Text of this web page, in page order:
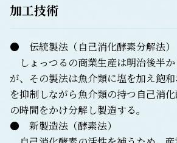
加工技術
● 伝統製法（自己消化酵素分解法）
しょっつるの商業生産は明治後半
が、その製法は魚介類に塩を加え飽
を抑制しながら魚介類の持つ自己消
の時間をかけ分解し製造する。
● 新製造法（酵素法）